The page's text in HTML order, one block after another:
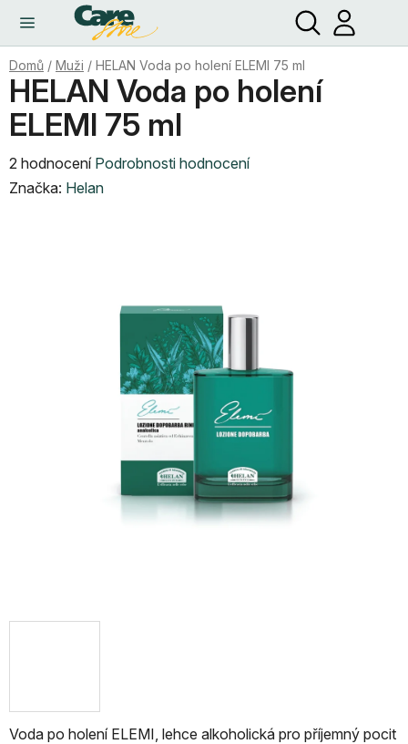
obsah
Hledat
Domů / Muži / HELAN Voda po holení ELEMI 75 ml
Voda po holení ELEMI, lehce alkoholická pro příjemný pocit
HELAN Voda po holení
ELEMI 75 ml
Průměrné
hodnocení
2 hodnocení Podrobnosti hodnocení
Značka: Helan